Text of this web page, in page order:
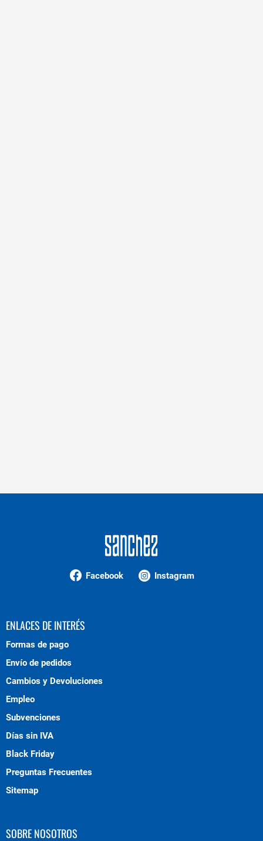
Facebook Instagram
ENLACES DE INTERÉS
Formas de pago
Envío de pedidos
Cambios y Devoluciones
Empleo
Subvenciones
Días sin IVA
Black Friday
Preguntas Frecuentes
Sitemap
SOBRE NOSOTROS